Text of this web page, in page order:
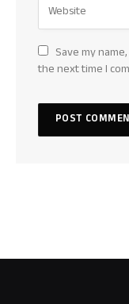
Save my
the next time I